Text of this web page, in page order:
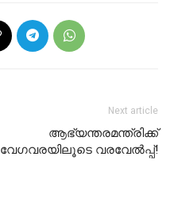
Next article
ആഭ്യന്തരമന്ത്രിക്ക്
വേഗവരയിലൂടെ വരവേൽപ്പ്!